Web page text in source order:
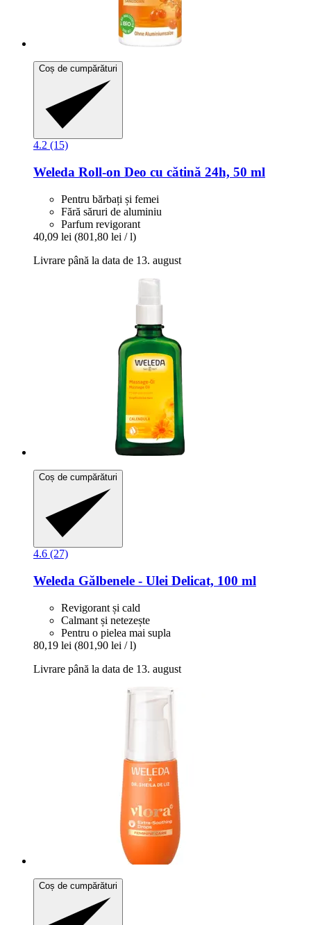
Coș de cumpărături
4.2 (15)
Weleda Roll-​on Deo cu cătină 24h, 50 ml
Pentru bărbați și femei
Fără săruri de aluminiu
Parfum revigorant
40,09 lei (801,80 lei / l)
Livrare până la data de 13. august
Coș de cumpărături
4.6 (27)
Weleda Gălbenele -​ Ulei Delicat, 100 ml
Revigorant și cald
Calmant și netezește
Pentru o pielea mai supla
80,19 lei (801,90 lei / l)
Livrare până la data de 13. august
Coș de cumpărături